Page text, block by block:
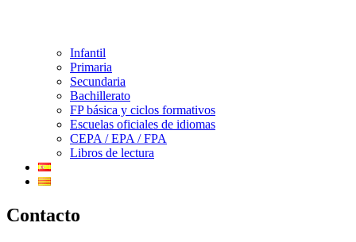
Infantil
Primaria
Secundaria
Bachillerato
FP básica y ciclos formativos
Escuelas oficiales de idiomas
CEPA / EPA / FPA
Libros de lectura
Contacto